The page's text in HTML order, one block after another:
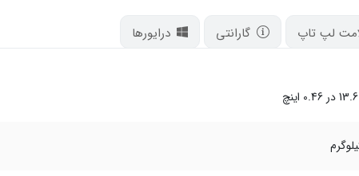
لپ تاپ گارانتی درایورها